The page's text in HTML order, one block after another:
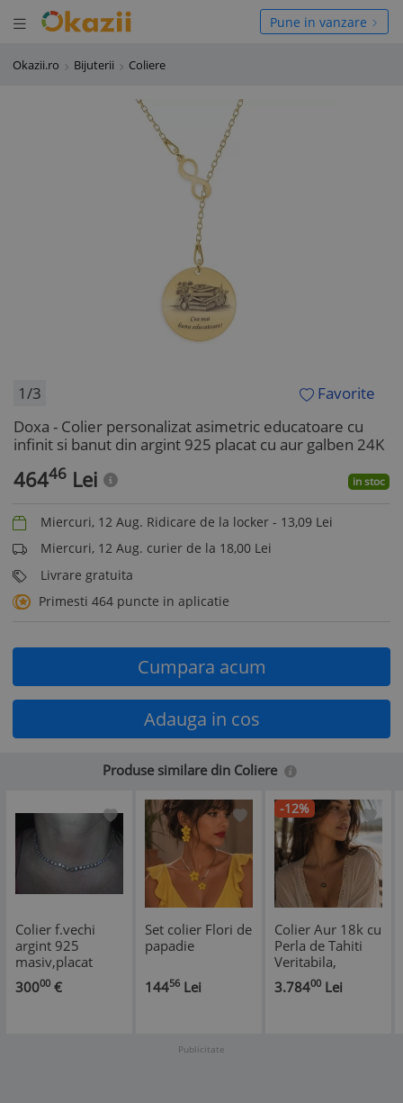
Deschide meniul
meniul Pune in vanzare
Okazii.ro Bijuterii Coliere
1/3
Favorite
Doxa - Colier personalizat asimetric educatoare cu
infinit si banut din argint 925 placat cu aur galben 24K
46446 Lei in stoc
Miercuri, 12 Aug. Ridicare de la locker - 13,09 Lei
Miercuri, 12 Aug. curier de la 18,00 Lei
Livrare gratuita
Primesti 464 puncte in aplicatie
Cumpara acum
Adauga in cos
Produse similare din Coliere
Colier f.vechi
argint 925
masiv,placat
aur,pietre
semipretioase
30000 €
Set colier Flori de
papadie
14456 Lei
-12%
Colier Aur 18k cu
Perla de Tahiti
Veritabila,
Rotunda, 9.3mm,
calitate AAA
3.78400 Lei
Publicitate